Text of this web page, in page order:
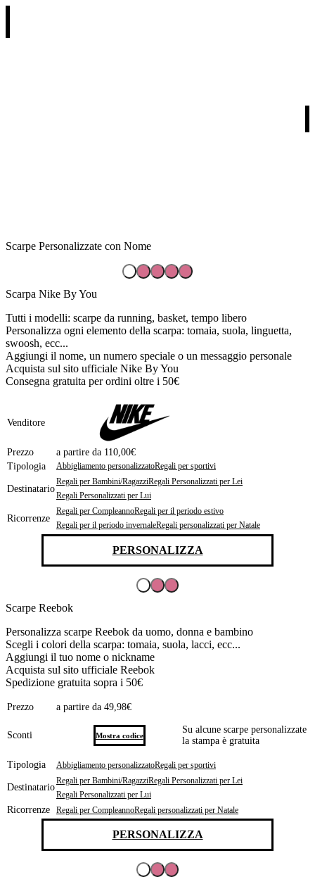
Scarpe Personalizzate con Nome
Scarpa Nike By You
Tutti i modelli: scarpe da running, basket, tempo libero
Personalizza ogni elemento della scarpa: tomaia, suola, linguetta,
swoosh, ecc...
Aggiungi il nome, un numero speciale o un messaggio personale
Acquista sul sito ufficiale Nike By You
Consegna gratuita per ordini oltre i 50€
Venditore
Prezzo
a partire da 110,00€
Tipologia
Abbigliamento personalizzatoRegali per sportivi
Destinatario
Regali per Bambini/RagazziRegali Personalizzati per Lei
Regali Personalizzati per Lui
Ricorrenze
Regali per CompleannoRegali per il periodo estivo
Regali per il periodo invernaleRegali personalizzati per Natale
PERSONALIZZA
Scarpe Reebok
Personalizza scarpe Reebok da uomo, donna e bambino
Scegli i colori della scarpa: tomaia, suola, lacci, ecc...
Aggiungi il tuo nome o nickname
Acquista sul sito ufficiale Reebok
Spedizione gratuita sopra i 50€
Prezzo a partire da 49,98€
Sconti Mostra codice
Su alcune scarpe personalizzate
la stampa è gratuita
Tipologia Abbigliamento personalizzatoRegali per sportivi
Destinatario
Regali per Bambini/RagazziRegali Personalizzati per Lei
Regali Personalizzati per Lui
Ricorrenze Regali per CompleannoRegali personalizzati per Natale
PERSONALIZZA